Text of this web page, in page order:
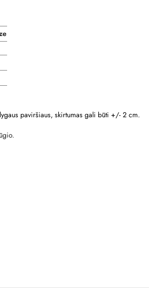
paviršiaus, skirtumas gali būti +/- 2 cm.